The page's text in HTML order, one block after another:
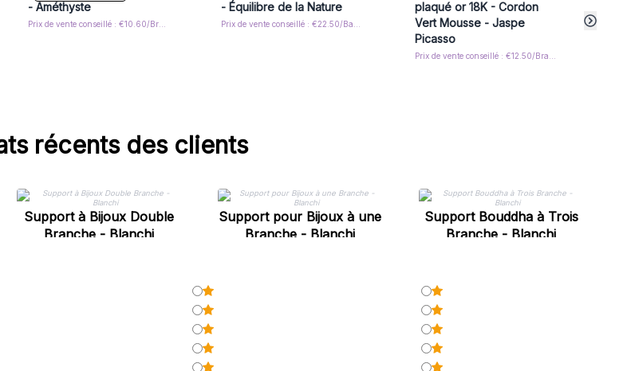
- Améthyste
Prix de vente conseillé : €10.60/Bracelet
- Équilibre de la Nature
plaqué or 18K - Cordon
Vert Mousse - Jaspe
Picasso
récents des clients
Support à Bijoux Double
Branche - Blanchi
Support pour Bijoux à une
Branche - Blanchi
Support Bouddha à Trois
Branche - Blanchi